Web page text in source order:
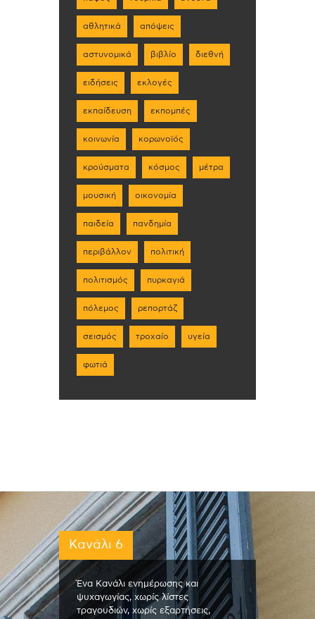
αθλητικά απόψεις
αστυνομικά βιβλίο διεθνή
ειδήσεις εκλογές
εκπαίδευση εκπομπές
κοινωνία κορωνοϊός
κρούσματα κόσμος μέτρα
μουσική οικονομία
παιδεία πανδημία
περιβάλλον πολιτική
πολιτισμός πυρκαγιά
πόλεμος ρεπορτάζ
σεισμός τροχαίο υγεία
φωτιά
Κανάλι 6
Ένα Κανάλι ενημέρωσης και
ψυχαγωγίας, χωρίς λίστες
τραγουδιών, χωρίς εξαρτήσεις,